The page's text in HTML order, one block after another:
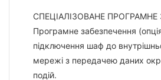
СПЕЦІАЛІЗОВАНЕ
Програмне забезпечення
підключення шаф до
мережі з передачею даних
подій.